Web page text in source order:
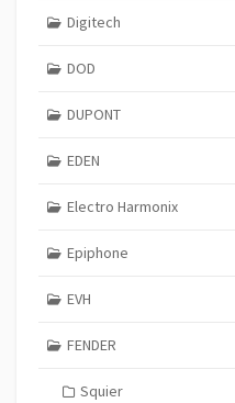
Digitech
DOD
DUPONT
EDEN
Electro Harmonix
Epiphone
EVH
FENDER
Squier